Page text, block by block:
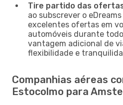
Tire partido das
ao subscrever o
excelentes ofertas em
automóveis durante
vantagem adicional de
flexibilidade e
Companhias aéreas
Estocolmo para